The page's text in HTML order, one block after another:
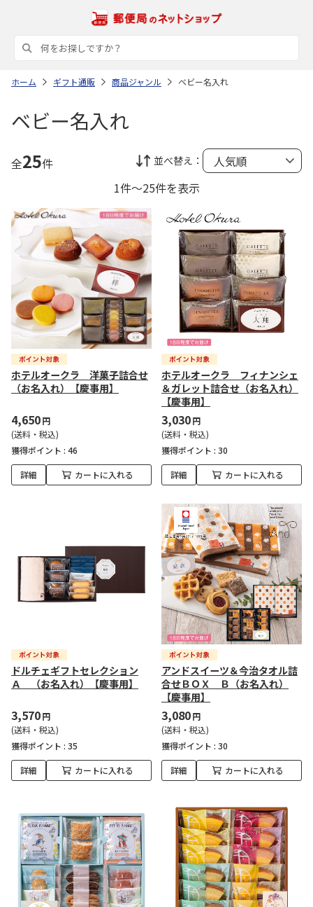
ホーム ギフト通販 商品ジャンル ベビー名入れ
ベビー名入れ
全25件 並べ替え：
1件～25件を表示
ホテルオークラ 洋菓子詰合せ
（お名入れ）【慶事用】
4,650円
(送料・税込)
獲得ポイント : 46
詳細 カートに入れる
ホテルオークラ フィナンシェ
＆ガレット詰合せ（お名入れ）
【慶事用】
3,030円
(送料・税込)
獲得ポイント : 30
詳細 カートに入れる
ドルチェギフトセレクション
Ａ （お名入れ）【慶事用】
3,570円
(送料・税込)
獲得ポイント : 35
詳細 カートに入れる
アンドスイーツ＆今治タオル詰
合せＢＯＸ Ｂ（お名入れ）
【慶事用】
3,080円
(送料・税込)
獲得ポイント : 30
詳細 カートに入れる